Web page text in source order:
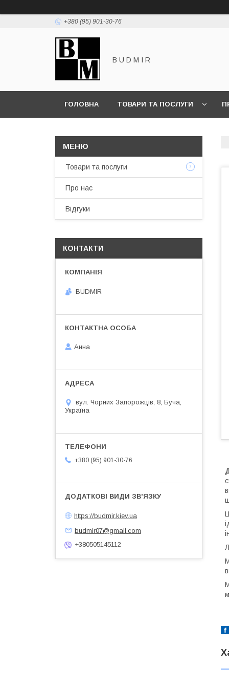
+380 (95) 901-30-76
B U D M I R
ГОЛОВНА ТОВАРИ ТА ПОСЛУГИ
Товари та послуги
Про нас
Відгуки
КОНТАКТИ
BUDMIR
Анна
вул. Чорних Запорожців, 8, Буча,
Україна
+380 (95) 901-30-76
https://budmir.kiev.ua
budmir07@gmail.com
+380505145112